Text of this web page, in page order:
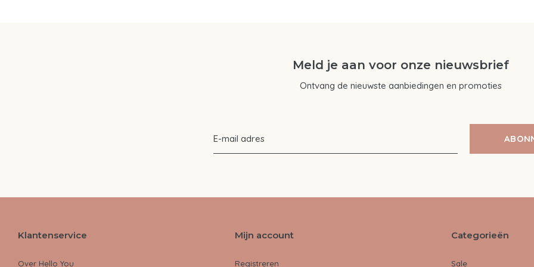
Meld je aan voor onze nieuwsbrief
Ontvang de nieuwste aanbiedingen en promoties
Klantenservice
Over Hello You
Mijn account
Registreren
Categorieën
Sale